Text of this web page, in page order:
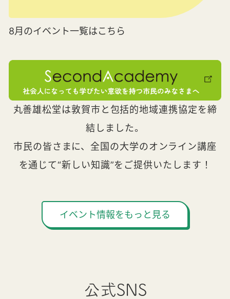
8月のイベント一覧はこちら
丸善雄松堂は敦賀市と包括的地域連携協定を締
結しました。
市民の皆さまに、全国の大学のオンライン講座
を通じて“新しい知識”をご提供いたします！
イベント情報をもっと見る
公式SNS